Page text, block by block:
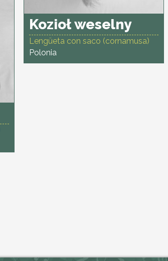
Kozioł weselny
Lengüeta con saco (cornamusa)
Polonia